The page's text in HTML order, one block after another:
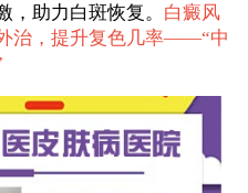
，助力白斑恢复。 白癜风
治，提升复色几率——“中